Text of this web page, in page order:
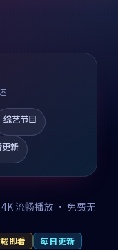
综艺节目
新
流畅播放 · 免费无
即看 每日更新